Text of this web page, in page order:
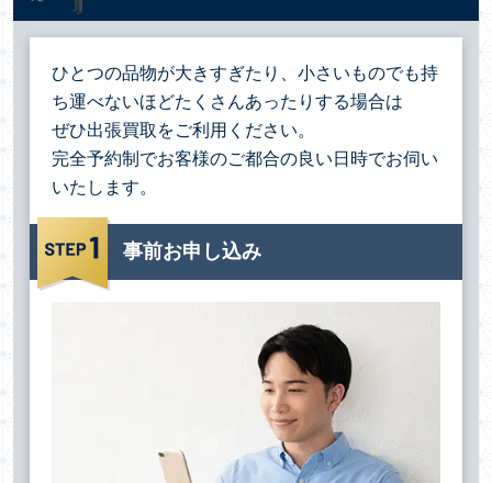
ひとつの品物が大きすぎたり、小さいものでも持
ち運べないほどたくさんあったりする場合は
ぜひ出張買取をご利用ください。
完全予約制でお客様のご都合の良い日時でお伺い
いたします。
事前お申し込み